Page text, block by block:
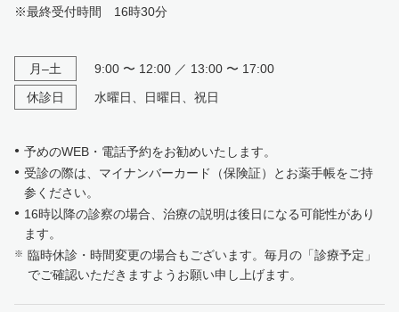
※最終受付時間 16時30分
月–土
9:00 〜 12:00 ／ 13:00 〜 17:00
休診日
水曜日、日曜日、祝日
予めのWEB・電話予約をお勧めいたします。
受診の際は、マイナンバーカード（保険証）とお薬手帳をご持
参ください。
16時以降の診察の場合、治療の説明は後日になる可能性があり
ます。
臨時休診・時間変更の場合もございます。毎月の「診療予定」
でご確認いただきますようお願い申し上げます。